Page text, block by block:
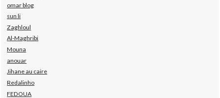
omar blog
sun li
Zaghloul
Al-Maghribi
Mouna
anouar
Jihane au caire
Redalinho
FEDOUA